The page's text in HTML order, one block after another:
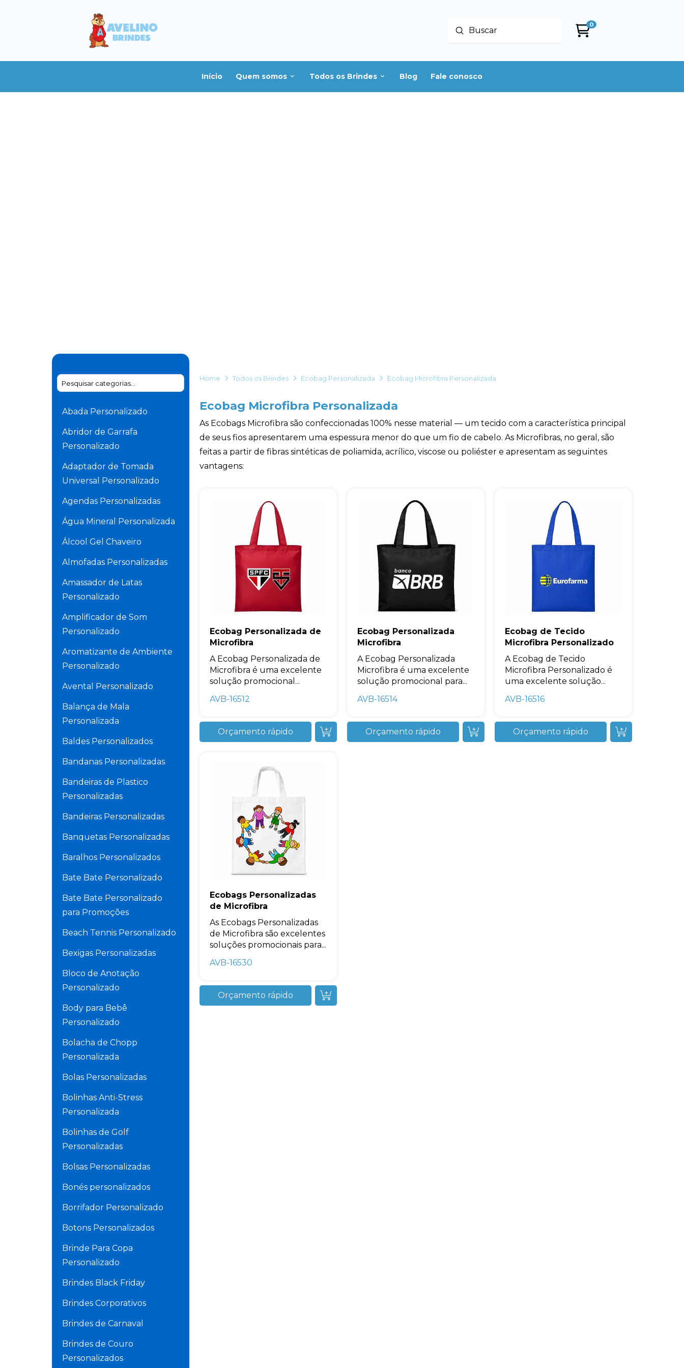
Buscar
Enviar
0
Início Quem somos Todos os Brindes Blog Fale conosco
Abada Personalizado
Abridor de Garrafa
Personalizado
Adaptador de Tomada
Universal Personalizado
Agendas Personalizadas
Água Mineral Personalizada
Álcool Gel Chaveiro
Almofadas Personalizadas
Amassador de Latas
Personalizado
Amplificador de Som
Personalizado
Aromatizante de Ambiente
Personalizado
Avental Personalizado
Balança de Mala
Personalizada
Baldes Personalizados
Bandanas Personalizadas
Bandeiras de Plastico
Personalizadas
Bandeiras Personalizadas
Banquetas Personalizadas
Baralhos Personalizados
Bate Bate Personalizado
Bate Bate Personalizado
para Promoções
Beach Tennis Personalizado
Bexigas Personalizadas
Bloco de Anotação
Personalizado
Body para Bebê
Personalizado
Bolacha de Chopp
Personalizada
Bolas Personalizadas
Bolinhas Anti-Stress
Personalizada
Bolinhas de Golf
Personalizadas
Bolsas Personalizadas
Bonés personalizados
Borrifador Personalizado
Botons Personalizados
Brinde Para Copa
Personalizado
Brindes Black Friday
Brindes Corporativos
Brindes de Carnaval
Brindes de Couro
Personalizados
Home Todos os Brindes Ecobag Personalizada Ecobag Microfibra Personalizada
Ecobag Microfibra Personalizada
As Ecobags Microfibra são confeccionadas 100% nesse material — um tecido com a característica principal
de seus fios apresentarem uma espessura menor do que um fio de cabelo. As Microfibras, no geral, são
feitas a partir de fibras sintéticas de poliamida, acrílico, viscose ou poliéster e apresentam as seguintes
vantagens:
Ecobag Personalizada de
Microfibra
A Ecobag Personalizada de
Microfibra é uma excelente
solução promocional...
AVB-16512
Orçamento rápido
Ecobag Personalizada
Microfibra
A Ecobag Personalizada
Microfibra é uma excelente
solução promocional para...
AVB-16514
Orçamento rápido
Ecobag de Tecido
Microfibra Personalizado
A Ecobag de Tecido
Microfibra Personalizado é
uma excelente solução...
AVB-16516
Orçamento rápido
Ecobags Personalizadas
de Microfibra
As Ecobags Personalizadas
de Microfibra são excelentes
soluções promocionais para...
AVB-16530
Orçamento rápidoAvelino Brindes